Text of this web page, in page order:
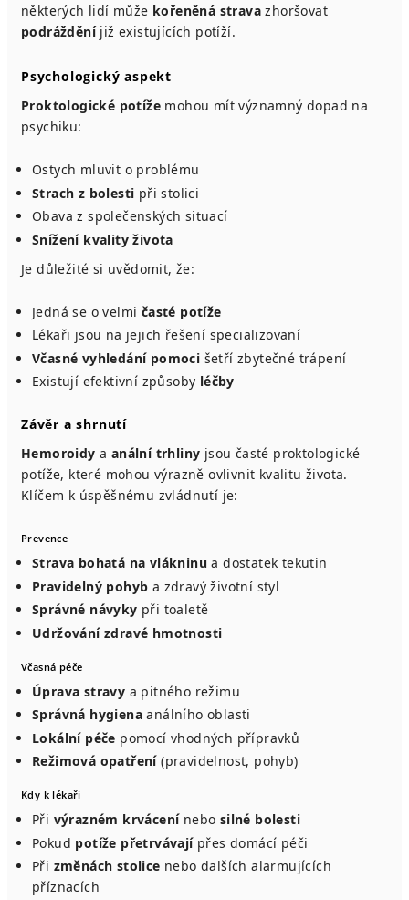
některých lidí může kořeněná strava zhoršovat
podrážděníjiž existujících potíží.
Psychologický aspekt
Proktologické potíže mohou mít významný dopad na
psychiku:
Ostych mluvit o problému
Strach z bolesti při stolici
Obava z společenských situací
Snížení kvality života
Je důležité si uvědomit, že:
Jedná se o velmi časté potíže
Lékaři jsou na jejich řešení specializovaní
Včasné vyhledání pomoci šetří zbytečné trápení
Existují efektivní způsoby léčby
Závěr a shrnutí
Hemoroidy a anální trhliny jsou časté proktologické
potíže, které mohou výrazně ovlivnit kvalitu života.
Klíčem k úspěšnému zvládnutí je:
Prevence
Strava bohatá na vlákninu a dostatek tekutin
Pravidelný pohyb a zdravý životní styl
Správné návyky při toaletě
Udržování zdravé hmotnosti
Včasná péče
Úprava stravy a pitného režimu
Správná hygiena análního oblasti
Lokální péče pomocí vhodných přípravků
Režimová opatření(pravidelnost, pohyb)
Kdy k lékaři
Při výrazném krvácenínebo silné bolesti
Pokud potíže přetrvávajípřes domácí péči
Při změnách stolice nebo dalších alarmujících
příznacích